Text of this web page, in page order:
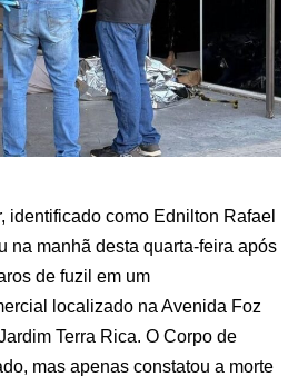
identificado como Ednilton Rafael
na manhã desta quarta-feira após
de fuzil em um
localizado na Avenida Foz
Terra Rica. O Corpo de
mas apenas constatou a morte